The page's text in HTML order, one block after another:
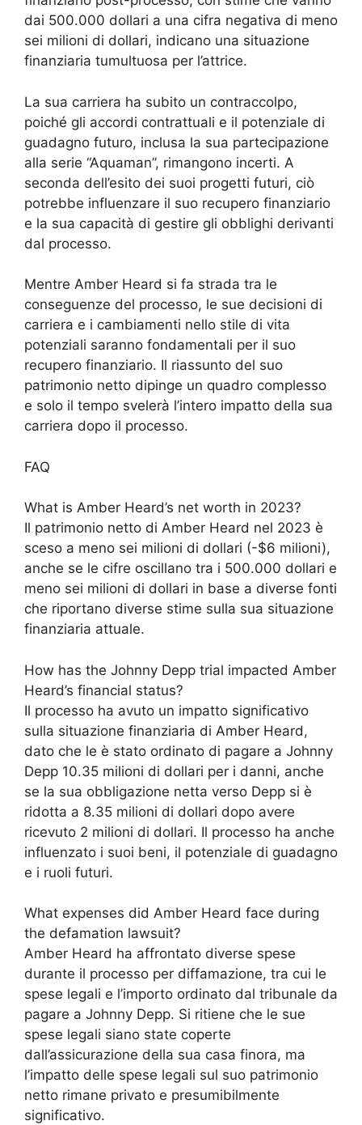
dai 500.000 dollari a una cifra negativa di meno
sei milioni di dollari, indicano una situazione
finanziaria tumultuosa per l’attrice.
La sua carriera ha subito un contraccolpo,
poiché gli accordi contrattuali e il potenziale di
guadagno futuro, inclusa la sua partecipazione
alla serie “Aquaman”, rimangono incerti. A
seconda dell’esito dei suoi progetti futuri, ciò
potrebbe influenzare il suo recupero finanziario
e la sua capacità di gestire gli obblighi derivanti
dal processo.
Mentre Amber Heard si fa strada tra le
conseguenze del processo, le sue decisioni di
carriera e i cambiamenti nello stile di vita
potenziali saranno fondamentali per il suo
recupero finanziario. Il riassunto del suo
patrimonio netto dipinge un quadro complesso
e solo il tempo svelerà l’intero impatto della sua
carriera dopo il processo.
FAQ
What is Amber Heard’s net worth in 2023?
Il patrimonio netto di Amber Heard nel 2023 è
sceso a meno sei milioni di dollari (-$6 milioni),
anche se le cifre oscillano tra i 500.000 dollari e
meno sei milioni di dollari in base a diverse fonti
che riportano diverse stime sulla sua situazione
finanziaria attuale.
How has the Johnny Depp trial impacted Amber
Heard’s financial status?
Il processo ha avuto un impatto significativo
sulla situazione finanziaria di Amber Heard,
dato che le è stato ordinato di pagare a Johnny
Depp 10.35 milioni di dollari per i danni, anche
se la sua obbligazione netta verso Depp si è
ridotta a 8.35 milioni di dollari dopo avere
ricevuto 2 milioni di dollari. Il processo ha anche
influenzato i suoi beni, il potenziale di guadagno
e i ruoli futuri.
What expenses did Amber Heard face during
the defamation lawsuit?
Amber Heard ha affrontato diverse spese
durante il processo per diffamazione, tra cui le
spese legali e l’importo ordinato dal tribunale da
pagare a Johnny Depp. Si ritiene che le sue
spese legali siano state coperte
dall’assicurazione della sua casa finora, ma
l’impatto delle spese legali sul suo patrimonio
netto rimane privato e presumibilmente
significativo.